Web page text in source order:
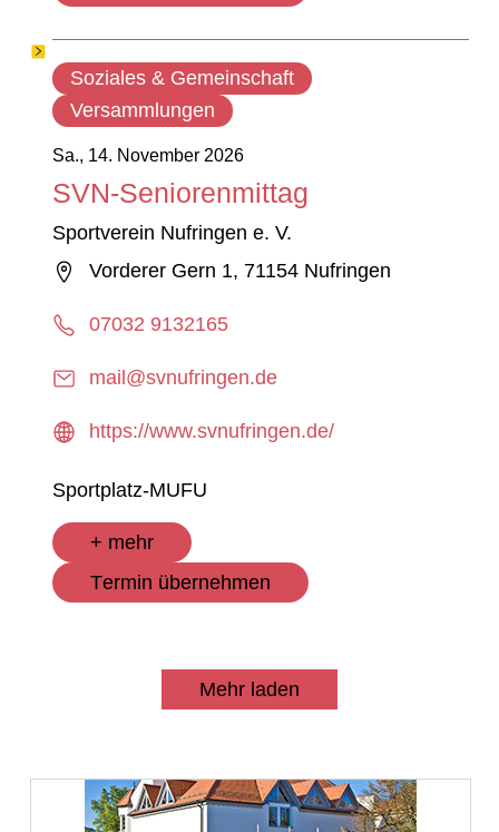
Sa., 14. November 2026
SVN-Seniorenmittag
Sportverein Nufringen e. V.
Vorderer Gern 1, 71154 Nufringen
07032 9132165
mail@svnufringen.de
https://www.svnufringen.de/
Sportplatz-MUFU
+ mehr
Termin übernehmen
Soziales & Gemeinschaft
Versammlungen
Mehr laden